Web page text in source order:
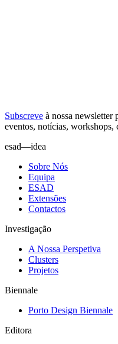
Subscreve à nossa newsletter
eventos, notícias, workshops,
esad—idea
Sobre Nós
Equipa
ESAD
Extensões
Contactos
Investigação
A Nossa Perspetiva
Clusters
Projetos
Biennale
Porto Design Biennale
Editora